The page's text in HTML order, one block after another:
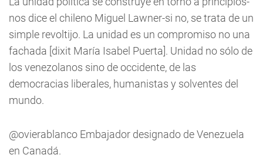
nos dice el chileno Miguel Lawner-si no, se trata de un
simple revoltijo. La unidad es un compromiso no una
fachada [dixit María Isabel Puerta]. Unidad no sólo de
los venezolanos sino de occidente, de las
democracias liberales, humanistas y solventes del
mundo.
@ovierablanco Embajador designado de Venezuela
en Canadá.